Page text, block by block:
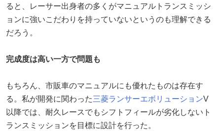
ると、レーサー出身者の多くがマニュアルトランスミッシ
ョンに強いこだわりを持っていないというのも理解できる
だろう。
完成度は高い一方で問題も
もちろん、市販車のマニュアルにも優れたものは存在す
る。私が開発に関わった三菱ランサーエボリューションV
以降では、耐久レースでもシフトフィールが劣化しないト
ランスミッションを目標に設計を行った。